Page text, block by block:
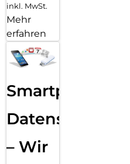
inkl. MwSt.
Mehr
erfahren
Smartphone
Datensicherung
– Wir